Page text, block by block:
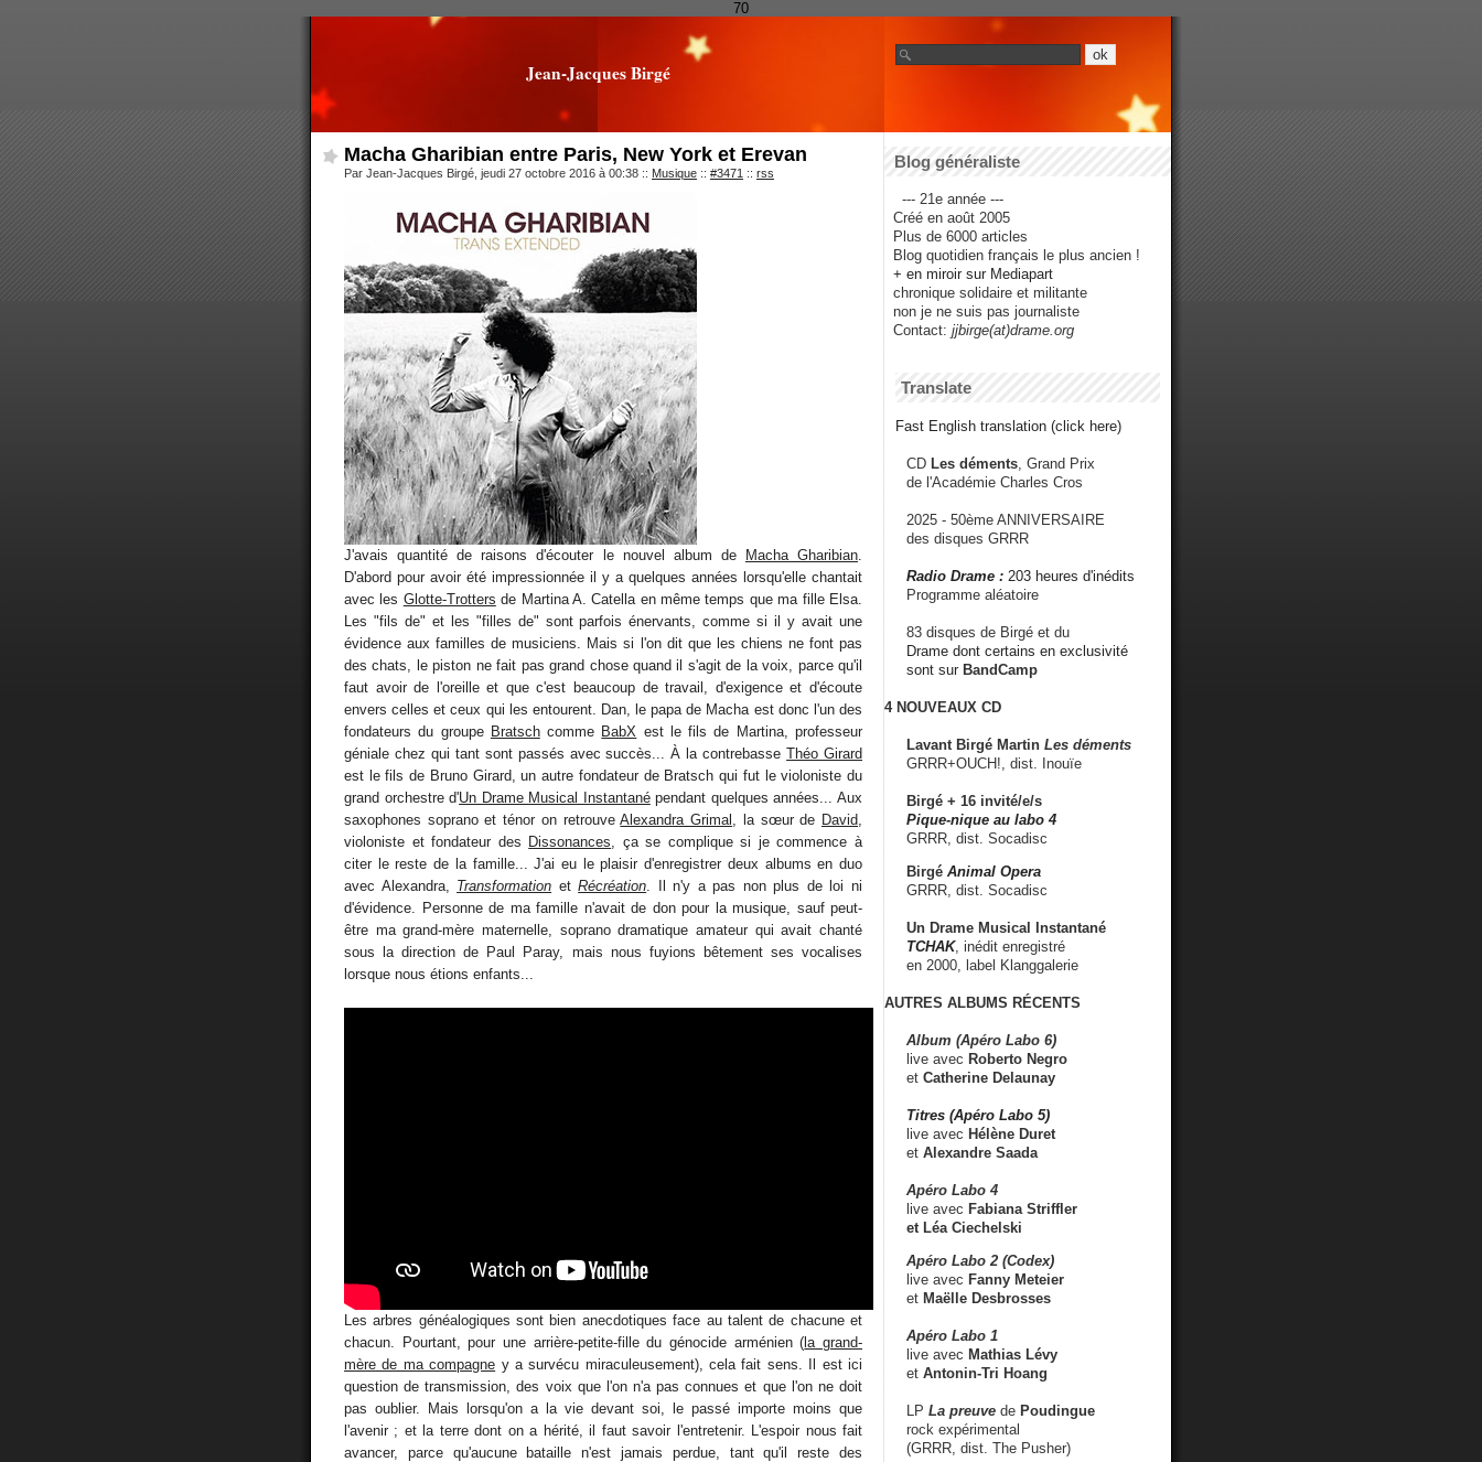
70
Jean-Jacques Birgé
Macha Gharibian entre Paris, New York et Erevan
Par Jean-Jacques Birgé, jeudi 27 octobre 2016 à 00:38 :: Musique :: #3471 :: rss
J'avais quantité de raisons d'écouter le nouvel album de Macha Gharibian
D'abord pour avoir été impressionnée il y a quelques années lorsqu'elle chantait
avec les Glotte-Trotters de Martina A. Catella en même temps que ma fille Elsa.
Les "fils de" et les "filles de" sont parfois énervants, comme si il y avait une
évidence aux familles de musiciens. Mais si l'on dit que les chiens ne font pas
des chats, le piston ne fait pas grand chose quand il s'agit de la voix, parce qu'il
faut avoir de l'oreille et que c'est beaucoup de travail, d'exigence et d'écoute
envers celles et ceux qui les entourent. Dan, le papa de Macha est donc l'un des
fondateurs du groupe Bratschcomme BabX est le fils de Martina, professeur
géniale chez qui tant sont passés avec succès... À la contrebasseThéo Girard
est le fils de Bruno Girard, un autre fondateur de Bratsch qui fut le violoniste du
grand orchestre d'Un Drame Musical Instantanépendant quelques années... Aux
saxophones soprano et ténor on retrouveAlexandra Grimal , la sœur de David
violoniste et fondateur des Dissonances , ça se complique si je commence à
citer le reste de la famille... J'ai eu le plaisir d'enregistrer deux albums en duo
avec Alexandra, Transformation etRécréation . Il n'y a pas non plus de loi ni
d'évidence. Personne de ma famille n'avait de don pour la musique, sauf peut-
être ma grand-mère maternelle, soprano dramatique amateur qui avait chanté
sous la direction de Paul Paray, mais nous fuyions bêtement ses vocalises
lorsque nous étions enfants...
Les arbres généalogiques sont bien anecdotiques face au talent de chacune et
chacun. Pourtant, pour une arrière-petite-fille du génocide arménien ( la grand-
mère de ma compagne y a survécu miraculeusement), cela fait sens. Il est ici
question de transmission, des voix que l'on n'a pas connues et que l'on ne doit
pas oublier. Mais lorsqu'on a la vie devant soi, le passé importe moins que
l'avenir ; et la terre dont on a hérité, il faut savoir l'entretenir. L'espoir nous fait
avancer, parce qu'aucune bataille n'est jamais perdue, tant qu'il reste des
Blog généraliste
--- 21e année ---
Créé en août 2005
Plus de 6000 articles
Blog quotidien français le plus ancien !
+ en miroir sur Mediapart
chronique solidaire et militante
non je ne suis pas journaliste
Contact: jjbirge(at)drame.org
Translate
Fast English translation (click here)
CD Les déments , Grand Prix
de l'Académie Charles Cros
2025 - 50ème ANNIVERSAIRE
des disques GRRR
Radio Drame : 203 heures d'inédits
Programme aléatoire
83 disques de Birgé et du
Drame dont certains en exclusivité
sont sur BandCamp
4 NOUVEAUX CD
Lavant Birgé Martin Les déments
GRRR+OUCH!, dist. Inouïe
Birgé + 16 invité/e/s
Pique-nique au labo 4
GRRR, dist. Socadisc
Birgé Animal Opera
GRRR, dist. Socadisc
Un Drame Musical Instantané
TCHAK, inédit enregistré
en 2000, label Klanggalerie
AUTRES ALBUMS RÉCENTS
Album (Apéro Labo 6)
live avec Roberto Negro
et Catherine Delaunay
Titres (Apéro Labo 5)
live avec Hélène Duret
et Alexandre Saada
Apéro Labo 4
live avec Fabiana Striffler
et Léa Ciechelski
Apéro Labo 2 (Codex)
live avec Fanny Meteier
et Maëlle Desbrosses
Apéro Labo 1
live avec Mathias Lévy
et Antonin-Tri Hoang
LP La preuve de Poudingue
rock expérimental
(GRRR, dist. The Pusher)